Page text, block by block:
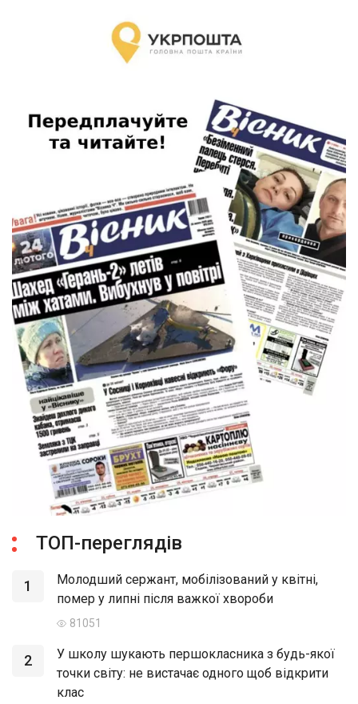
ТОП-переглядів
1
Молодший сержант, мобілізований у квітні,
помер у липні після важкої хвороби
81051
2
У школу шукають першокласника з будь-якої
точки світу: не вистачає одного щоб відкрити
клас